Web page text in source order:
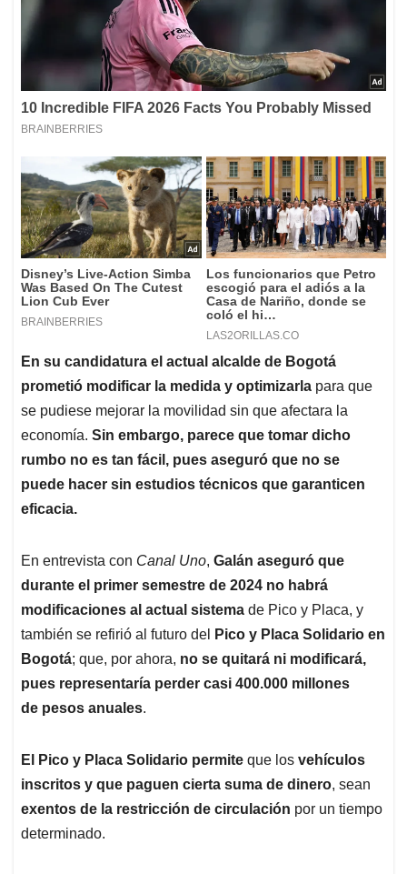
En su candidatura el actual alcalde de Bogotá
prometió modificar la medida y optimizarla para que
se pudiese mejorar la movilidad sin que afectara la
economía. Sin embargo, parece que tomar dicho
rumbo no es tan fácil, pues aseguró que no se
puede hacer sin estudios técnicos que garanticen
eficacia.
En entrevista con Canal Uno, Galán aseguró que
durante el primer semestre de 2024 no habrá
modificaciones al actual sistema de Pico y Placa, y
también se refirió al futuro del
Pico y Placa Solidario en
Bogotá; que, por ahora, no se quitará ni modificará,
pues representaría perder casi 400.000 millones
de pesos anuales.
El Pico y Placa Solidario permite que los vehículos
inscritos y que paguen cierta suma de dinero, sean
exentos de la restricción de circulación por un tiempo
determinado.